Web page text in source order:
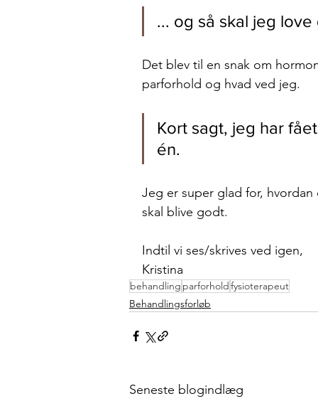
... og så skal jeg
Det blev til en snak om
parforhold og hvad ved jeg.
Kort sagt, jeg har
én.
Jeg er super glad for,
skal blive godt.
Indtil vi ses/skrives ved igen,
Kristina
behandling parforholdfysioterapeut
Behandlingsforløb
Seneste blogindlæg